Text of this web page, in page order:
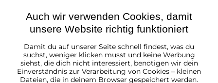
Österreich
Auch wir verwenden Cookies, damit
unsere Website richtig funktioniert
Damit du auf unserer Seite schnell findest, was du
suchst, weniger klicken musst und keine Werbung
siehst, die dich nicht interessiert, benötigen wir dein
Einverständnis zur Verarbeitung von Cookies – kleinen
Dateien, die in deinem Browser gespeichert werden.